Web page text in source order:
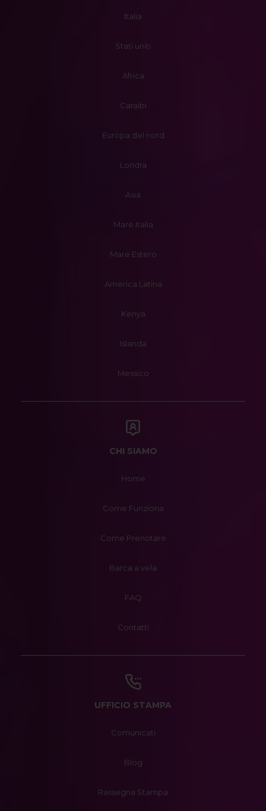
Italia
Stati uniti
Africa
Caraibi
Europa del nord
Londra
Asia
Mare Italia
Mare Estero
America Latina
Kenya
Islanda
Messico
CHI SIAMO
Home
Come Funziona
Come Prenotare
Barca a vela
FAQ
Contatti
UFFICIO STAMPA
Comunicati
Blog
Rassegna Stampa